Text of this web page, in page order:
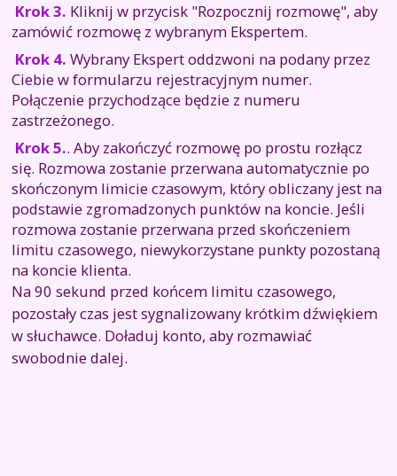
Krok 3. Kliknij w przycisk "Rozpocznij rozmowę", aby
zamówić rozmowę z wybranym Ekspertem.
Krok 4. Wybrany Ekspert oddzwoni na podany przez
Ciebie w formularzu rejestracyjnym numer.
Połączenie przychodzące będzie z numeru
zastrzeżonego.
Krok 5.. Aby zakończyć rozmowę po prostu rozłącz
się. Rozmowa zostanie przerwana automatycznie po
skończonym limicie czasowym, który obliczany jest na
podstawie zgromadzonych punktów na koncie. Jeśli
rozmowa zostanie przerwana przed skończeniem
limitu czasowego, niewykorzystane punkty pozostaną
na koncie klienta.
Na 90 sekund przed końcem limitu czasowego,
pozostały czas jest sygnalizowany krótkim dźwiękiem
w słuchawce. Doładuj konto, aby rozmawiać
swobodnie dalej.